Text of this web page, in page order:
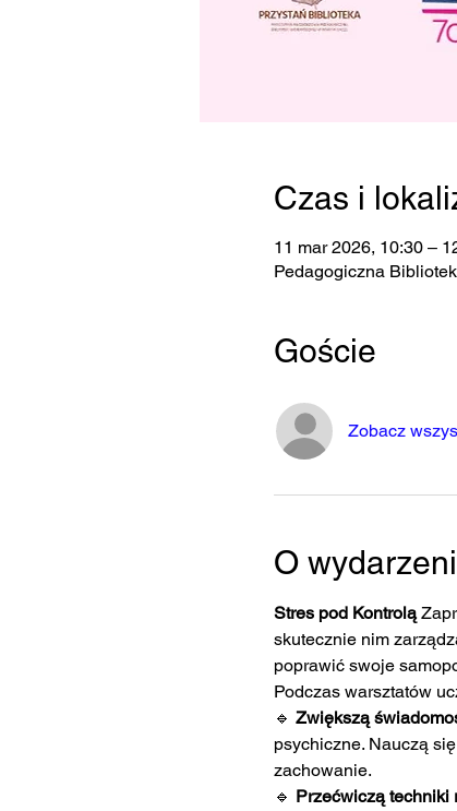
Czas i
11 mar 2026, 10:30 –
Pedagogiczna
Goście
Zobacz
O
Stres pod Kontrolą
skutecznie nim
poprawić swoje
Podczas warsztatów
🔹 Zwiększą
psychiczne. Nauczą
zachowanie.
🔹 Przećwiczą techniki